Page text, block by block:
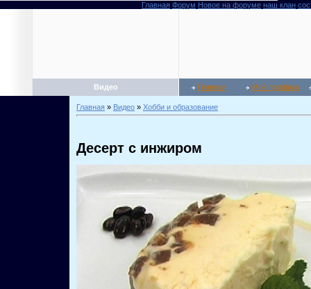
Главная Форум Новое на форуме наш клан
Видео Главная Мой профиль
Главная » Видео » Хобби и образование
Десерт с инжиром